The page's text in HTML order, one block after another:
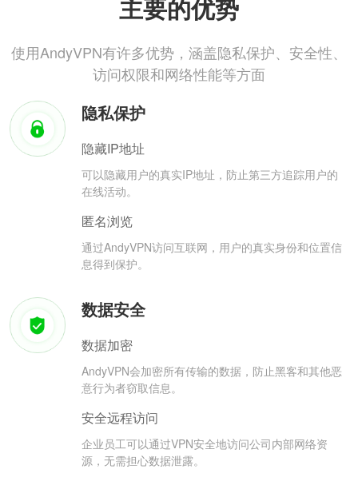
主要的优势
使用AndyVPN有许多优势，涵盖隐私保护、安全性、
访问权限和网络性能等方面
隐私保护
隐藏IP地址
可以隐藏用户的真实IP地址，防止第三方追踪用户的
在线活动。
匿名浏览
通过AndyVPN访问互联网，用户的真实身份和位置信
息得到保护。
数据安全
数据加密
AndyVPN会加密所有传输的数据，防止黑客和其他恶
意行为者窃取信息。
安全远程访问
企业员工可以通过VPN安全地访问公司内部网络资
源，无需担心数据泄露。